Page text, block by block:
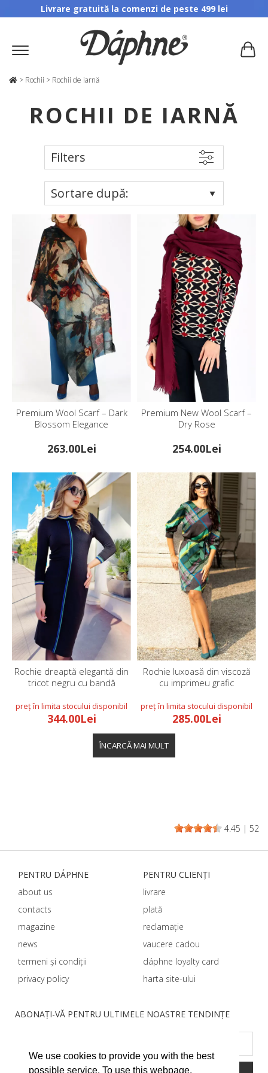
We use cookies to provide you with the best
possible service. To use this webpage,
Livrare gratuită la comenzi de peste 499 lei
> Rochii > Rochii de iarnă
ROCHII DE IARNĂ
Filters
Sortare după:
Premium Wool Scarf – Dark
Blossom Elegance
263.00Lei
Premium New Wool Scarf –
Dry Rose
254.00Lei
Rochie dreaptă elegantă din
tricot negru cu bandă
344.00Lei
Rochie luxoasă din viscoză
cu imprimeu grafic
285.00Lei
4.45 | 52
ABONAȚI-VĂ PENTRU ULTIMELE NOASTRE TENDINȚE
PENTRU DÁPHNЕ
about us
contacts
magazine
news
termeni și condiții
privacy policy
PENTRU CLIENȚI
livrare
plată
reclamație
vaucere cadou
dáphnе loyalty card
harta site-ului